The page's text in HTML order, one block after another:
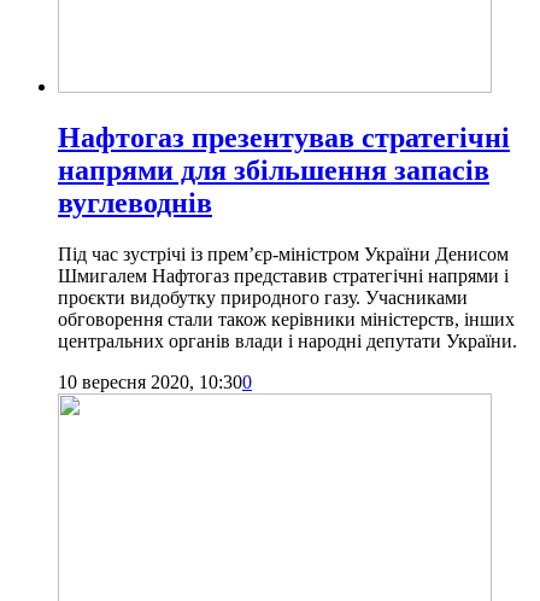
Нафтогаз презентував стратегічні
напрями для збільшення запасів
вуглеводнів
Під час зустрічі із прем’єр-міністром України Денисом
Шмигалем Нафтогаз представив стратегічні напрями і
проєкти видобутку природного газу. Учасниками
обговорення стали також керівники міністерств, інших
центральних органів влади і народні депутати України.
10 вересня 2020, 10:300